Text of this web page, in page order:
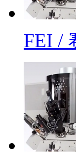
FEI /